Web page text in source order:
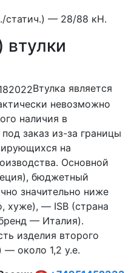
статич.) — 28/88 кН.
Втулка является
невозможно
наличия в
заказ из-за границы
на
Основной
бюджетный
значительно ниже
хуже), — ISB (страна
— Италия).
изделия второго
— около 1,2 у.е.